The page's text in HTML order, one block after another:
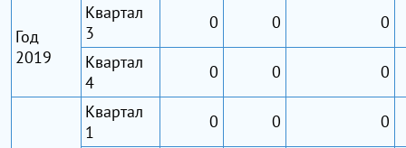
Год
2019
Квартал
3
0 0
0
Квартал
4
0 0 0
Квартал
1
0 0
0